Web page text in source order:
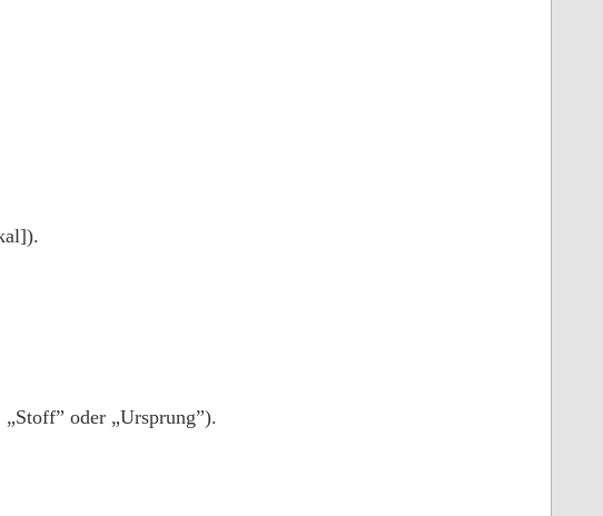
oder „Ursprung”).